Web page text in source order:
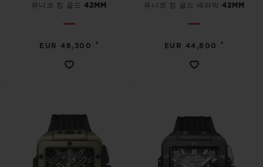
유니코 킹 골드 42MM
EUR 48,300 •
유니코 킹 골드 세라믹 42MM
EUR 44,800 •